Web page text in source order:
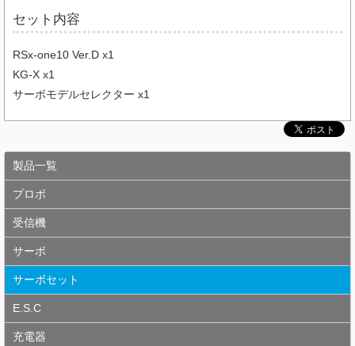
セット内容
RSx-one10 Ver.D x1
KG-X x1
サーボモデルセレクター x1
製品一覧
プロポ
受信機
サーボ
サーボセット
E.S.C
充電器